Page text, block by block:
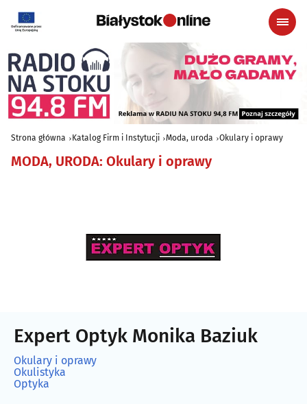
Strona główna Katalog Firm i Instytucji Moda, uroda Okulary i oprawy
MODA, URODA: Okulary i oprawy
Expert Optyk Monika Baziuk
Okulary i oprawy
Okulistyka
Optyka